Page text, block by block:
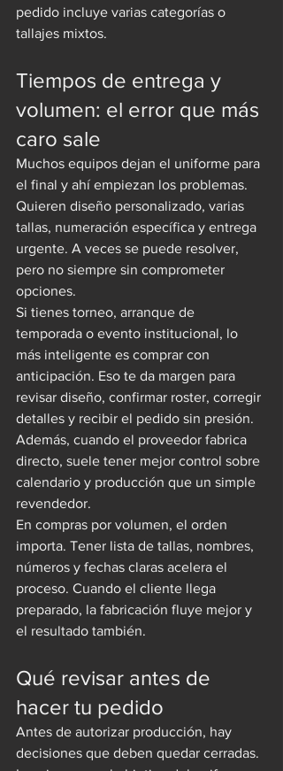
pedido incluye varias categorías o
tallajes mixtos.
Tiempos de entrega y
volumen: el error que más
caro sale
Muchos equipos dejan el uniforme para
el final y ahí empiezan los problemas.
Quieren diseño personalizado, varias
tallas, numeración específica y entrega
urgente. A veces se puede resolver,
pero no siempre sin comprometer
opciones.
Si tienes torneo, arranque de
temporada o evento institucional, lo
más inteligente es comprar con
anticipación. Eso te da margen para
revisar diseño, confirmar roster, corregir
detalles y recibir el pedido sin presión.
Además, cuando el proveedor fabrica
directo, suele tener mejor control sobre
calendario y producción que un simple
revendedor.
En compras por volumen, el orden
importa. Tener lista de tallas, nombres,
números y fechas claras acelera el
proceso. Cuando el cliente llega
preparado, la fabricación fluye mejor y
el resultado también.
Qué revisar antes de
hacer tu pedido
Antes de autorizar producción, hay
decisiones que deben quedar cerradas.